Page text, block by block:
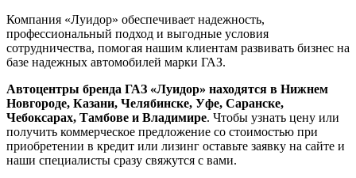
Компания «Луидор» обеспечивает надежность,
профессиональный подход и выгодные условия
сотрудничества, помогая нашим клиентам развивать бизнес на
базе надежных автомобилей марки ГАЗ.
Автоцентры бренда ГАЗ «Луидор» находятся в Нижнем
Новгороде, Казани, Челябинске, Уфе, Саранске,
Чебоксарах, Тамбове и Владимире. Чтобы узнать цену или
получить коммерческое предложение со стоимостью при
приобретении в кредит или лизинг оставьте заявку на сайте и
наши специалисты сразу свяжутся с вами.